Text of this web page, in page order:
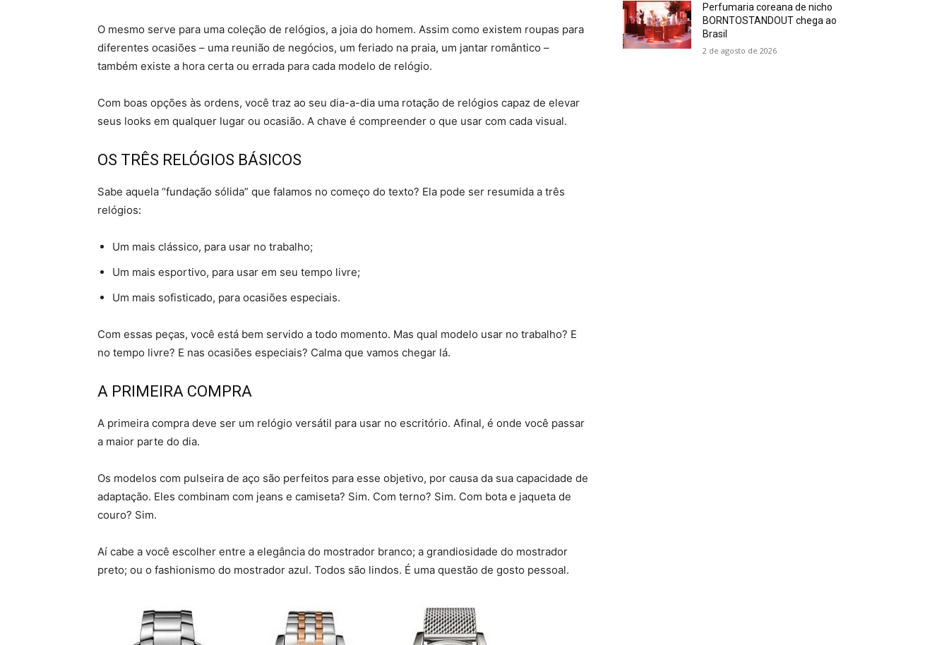
O mesmo serve para uma coleção de relógios, a joia do homem. Assim como existem roupas para
diferentes ocasiões – uma reunião de negócios, um feriado na praia, um jantar romântico –
também existe a hora certa ou errada para cada modelo de relógio.
Com boas opções às ordens, você traz ao seu dia-a-dia uma rotação de relógios capaz de elevar
seus looks em qualquer lugar ou ocasião. A chave é compreender o que usar com cada visual.
OS TRÊS RELÓGIOS BÁSICOS
Sabe aquela “fundação sólida” que falamos no começo do texto? Ela pode ser resumida a três
relógios:
Um mais clássico, para usar no trabalho;
Um mais esportivo, para usar em seu tempo livre;
Um mais sofisticado, para ocasiões especiais.
Com essas peças, você está bem servido a todo momento. Mas qual modelo usar no trabalho? E
no tempo livre? E nas ocasiões especiais? Calma que vamos chegar lá.
A PRIMEIRA COMPRA
A primeira compra deve ser um relógio versátil para usar no escritório. Afinal, é onde você passar
a maior parte do dia.
Os modelos com pulseira de aço são perfeitos para esse objetivo, por causa da sua capacidade de
adaptação. Eles combinam com jeans e camiseta? Sim. Com terno? Sim. Com bota e jaqueta de
couro? Sim.
Aí cabe a você escolher entre a elegância do mostrador branco; a grandiosidade do mostrador
preto; ou o fashionismo do mostrador azul. Todos são lindos. É uma questão de gosto pessoal.
Perfumaria coreana de nicho
BORNTOSTANDOUT chega ao
Brasil
2 de agosto de 2026